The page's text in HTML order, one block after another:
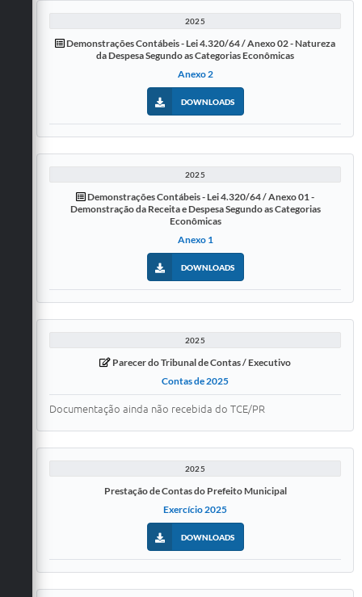
2025
Demonstrações Contábeis - Lei 4.320/64 / Anexo 02 - Natureza
da Despesa Segundo as Categorias Econômicas
Anexo 2
DOWNLOADS
2025
Demonstrações Contábeis - Lei 4.320/64 / Anexo 01 -
Demonstração da Receita e Despesa Segundo as Categorias
Econômicas
Anexo 1
DOWNLOADS
2025
Parecer do Tribunal de Contas / Executivo
Contas de 2025
Documentação ainda não recebida do TCE/PR
2025
Prestação de Contas do Prefeito Municipal
Exercício 2025
DOWNLOADS